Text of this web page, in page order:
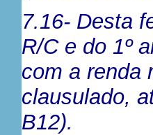
7.16- Desta
R/C e do 1º
com a renda
clausulado,
B12).